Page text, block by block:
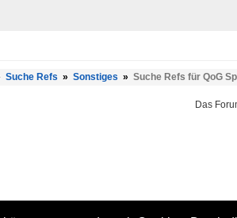
Suche Refs » Sonstiges » Suche Refs für QoG
Das